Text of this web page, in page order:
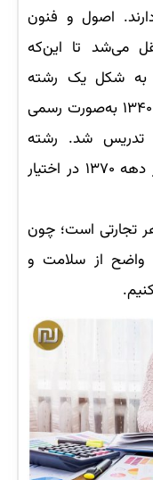
اصول و فنون
می‌شد تا این‌که
قرن ۱۵ میلادی به شکل یک رشته
تحصیلی نیز درآمد. در ایران، از دهه ۱۳۴۰ به‌صورت رسمی
تدریس شد. رشته
حسابداری در دانشگاه پیام نور نیز از دهه ۱۳۷۰ در اختیار
تجارتی است؛ چون
واضح از سلامت و